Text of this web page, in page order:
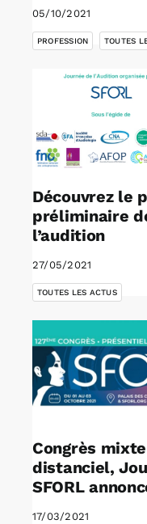
05/10/2021
PROFESSION TOUTES
Découvrez le
préliminaire
l’audition
27/05/2021
TOUTES LES ACTUS
Congrès
distanciel,
SFORL
17/03/2021